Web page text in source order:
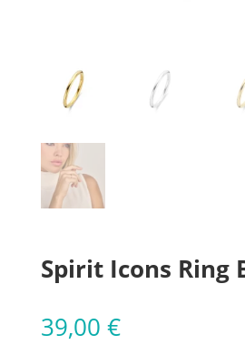
Spirit Icons Ring
39,00 €